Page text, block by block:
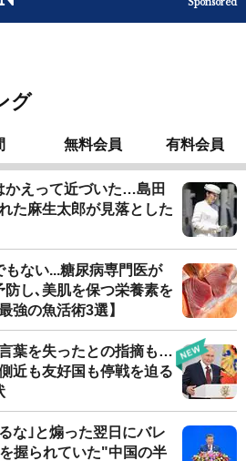
グ
無料会員 有料会員
かえって近づいた…島田
た麻生太郎が見落とした
ない...糖尿病専門医が
防し､美肌を保つ栄養素を
強の魚活術3選】
葉を失ったとの指摘も…
近も友好国も停戦を迫る
な｣と煽った翌日にバレ
握られていた"中国の半